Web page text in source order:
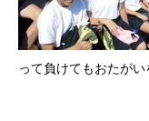
って負けてもおたが